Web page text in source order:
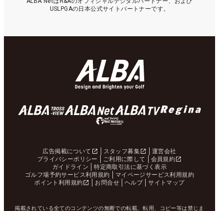
USLPGAの日本公式サイトパートナーです。
広告掲載について スタッフ募集
運営会社
プライバシーポリシー
ご利用に際して
会員規約
ガイドライン
特定商取引法に基づく表示
ゴルフ場予約サービス利用規約
マイページサービス利用規約
ポイント利用規約
お問合せ ヘルプ サイトマップ
掲載されている全てのコンテンツの無断での転載、転用、コピー等は禁じま